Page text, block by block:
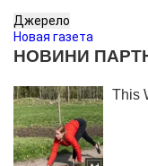
Джерело
Новая газета